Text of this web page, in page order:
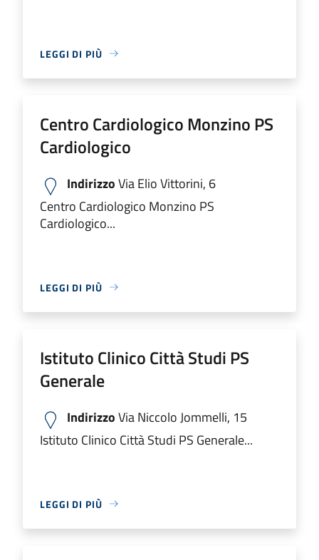
LEGGI DI PIÙ
Centro Cardiologico Monzino PS
Cardiologico
IndirizzoVia Elio Vittorini, 6
Centro Cardiologico Monzino PS
Cardiologico...
LEGGI DI PIÙ
Istituto Clinico Città Studi PS
Generale
IndirizzoVia Niccolo Jommelli, 15
Istituto Clinico Città Studi PS Generale...
LEGGI DI PIÙ